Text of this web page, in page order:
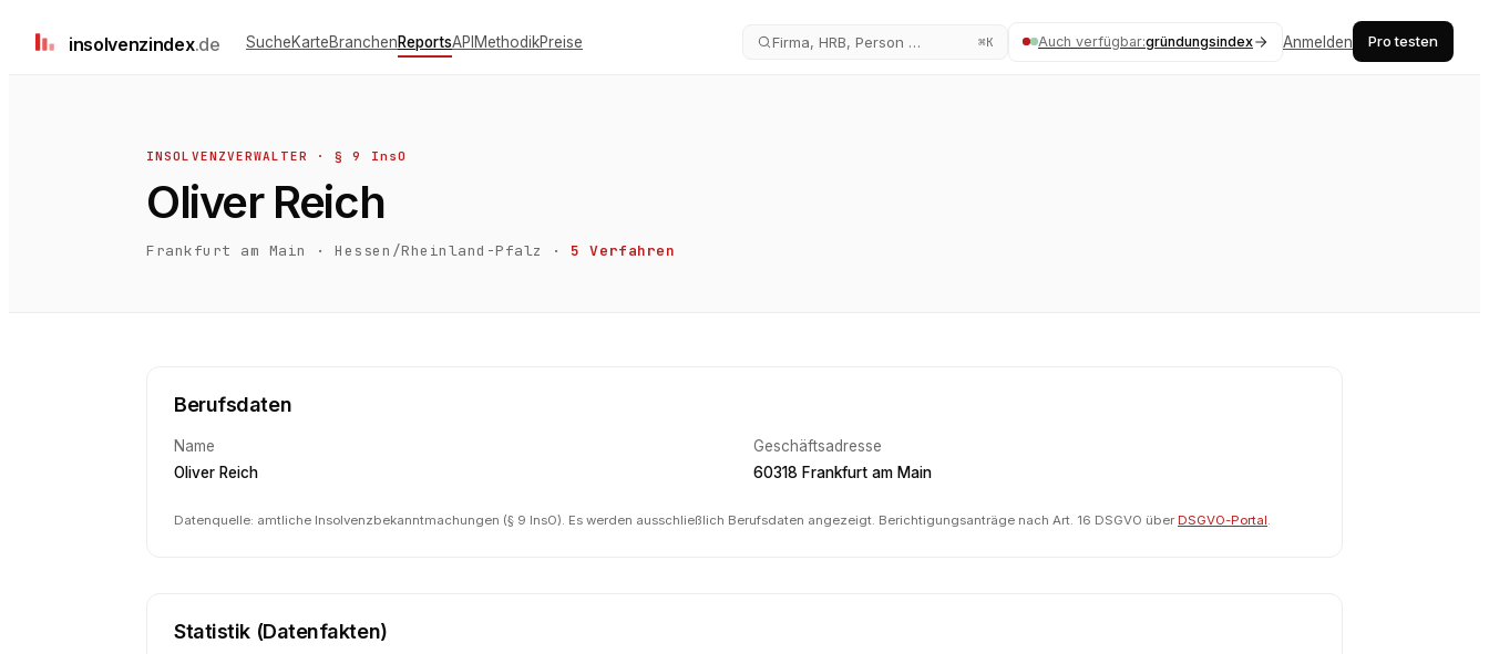
insolvenzindex.de SucheKarteBranchenReportsAPIMethodikPreise Firma, HRB, Person … ⌘K Auch verfügbar:gründungsindex Anmelden Pro testen
INSOLVENZVERWALTER · § 9 InsO
Oliver Reich
Frankfurt am Main ·Hessen/Rheinland-Pfalz · 5 Verfahren
Berufsdaten
Name
Oliver Reich
Geschäftsadresse
60318 Frankfurt am Main
Datenquelle: amtliche Insolvenzbekanntmachungen (§ 9 InsO). Es werden ausschließlich Berufsdaten angezeigt. Berichtigungsanträge nach Art. 16 DSGVO über DSGVO-Portal.
Statistik (Datenfakten)